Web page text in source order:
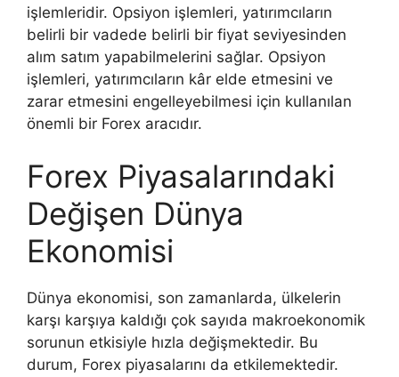
işlemleridir. Opsiyon işlemleri, yatırımcıların
belirli bir vadede belirli bir fiyat seviyesinden
alım satım yapabilmelerini sağlar. Opsiyon
işlemleri, yatırımcıların kâr elde etmesini ve
zarar etmesini engelleyebilmesi için kullanılan
önemli bir Forex aracıdır.
Forex Piyasalarındaki
Değişen Dünya
Ekonomisi
Dünya ekonomisi, son zamanlarda, ülkelerin
karşı karşıya kaldığı çok sayıda makroekonomik
sorunun etkisiyle hızla değişmektedir. Bu
durum, Forex piyasalarını da etkilemektedir.